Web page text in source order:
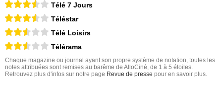
Télé 7 Jours
Téléstar
Télé Loisirs
Télérama
Chaque magazine ou journal ayant son propre système de notation, toutes les
notes attribuées sont remises au barême de AlloCiné, de 1 à 5 étoiles.
Retrouvez plus d'infos sur notre page Revue de presse pour en savoir plus.